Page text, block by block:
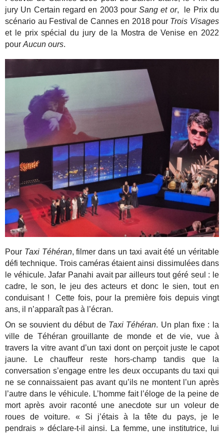
jury Un Certain regard en 2003 pourSang et or, le Prix du
scénario au Festival de Cannes en 2018 pour Trois Visages
et le prix spécial du jury de la Mostra de Venise en 2022
pourAucun ours.
Pour Taxi Téhéran, filmer dans un taxi avait été un véritable
défi technique. Trois caméras étaient ainsi dissimulées dans
le véhicule. Jafar Panahi avait par ailleurs tout géré seul : le
cadre, le son, le jeu des acteurs et donc le sien, tout en
conduisant ! Cette fois, pour la première fois depuis vingt
ans, il n’apparaît pas à l’écran.
On se souvient du début de Taxi Téhéran. Un plan fixe : la
ville de Téhéran grouillante de monde et de vie, vue à
travers la vitre avant d’un taxi dont on perçoit juste le capot
jaune. Le chauffeur reste hors-champ tandis que la
conversation s’engage entre les deux occupants du taxi qui
ne se connaissaient pas avant qu’ils ne montent l’un après
l’autre dans le véhicule. L’homme fait l’éloge de la peine de
mort après avoir raconté une anecdote sur un voleur de
roues de voiture. « Si j’étais à la tête du pays, je le
pendrais » déclare-t-il ainsi. La femme, une institutrice, lui